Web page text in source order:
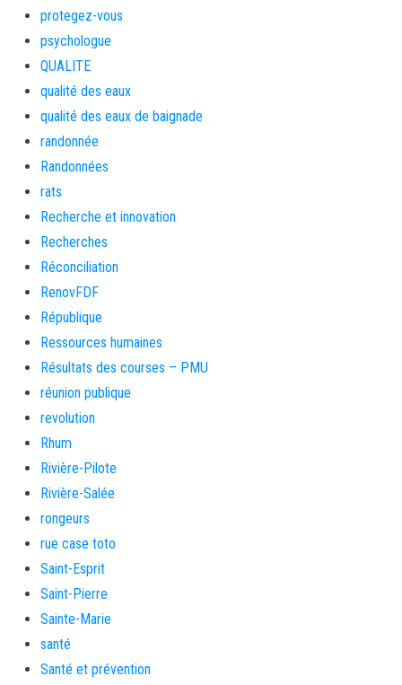
protegez-vous
psychologue
QUALITE
qualité des eaux
qualité des eaux de baignade
randonnée
Randonnées
rats
Recherche et innovation
Recherches
Réconciliation
RenovFDF
République
Ressources humaines
Résultats des courses – PMU
réunion publique
revolution
Rhum
Rivière-Pilote
Rivière-Salée
rongeurs
rue case toto
Saint-Esprit
Saint-Pierre
Sainte-Marie
santé
Santé et prévention